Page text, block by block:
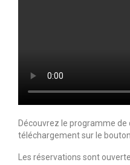
Découvrez le programme
téléchargement sur le
Les réservations sont